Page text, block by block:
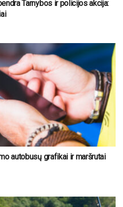
Tarnybos ir policijos akcija:
autobusų grafikai ir maršrutai